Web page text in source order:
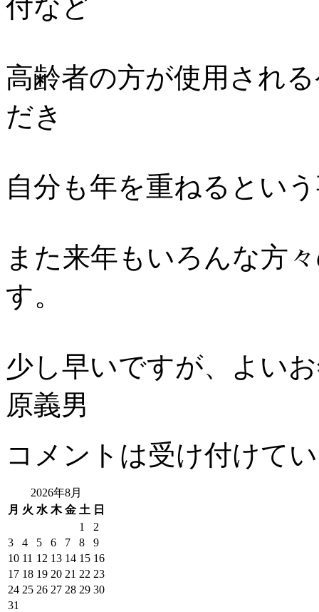
付など
高齢者の方が使用され
だき
自分も年を重ねるとい
また来年もいろんな方
す。
少し早いですが、よ
原義男
コメントは受け付けて
2026年8月
月 火 水 木 金 土 日
1
2
3
4 5 6 7 8
9
10 11 12 13 14 15 16
17 18 19 20 21 22 23
24 25 26 27 28 29 30
31